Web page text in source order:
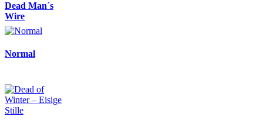
Dead Man´s
Wire
Normal